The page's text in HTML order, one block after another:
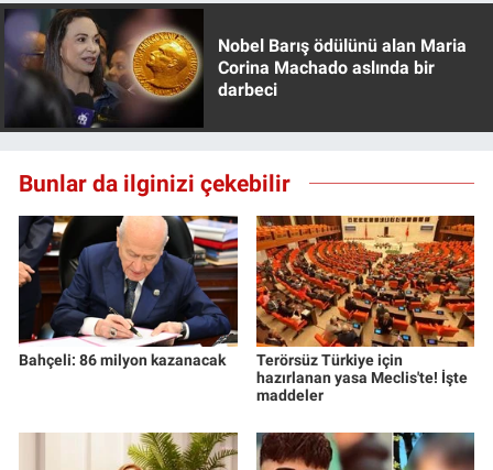
Nobel Barış ödülünü alan Maria
Corina Machado aslında bir
darbeci
Bunlar da ilginizi çekebilir
Bahçeli: 86 milyon kazanacak
Terörsüz Türkiye için
hazırlanan yasa Meclis'te! İşte
maddeler